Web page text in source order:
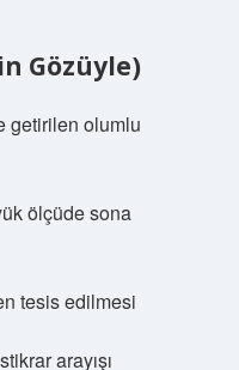
Gözüyle)
getirilen olumlu
ölçüde sona
tesis edilmesi
arayışı